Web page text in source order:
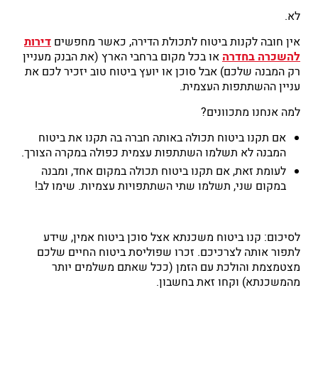
לא.
אין חובה לקנות ביטוח לתכולת הדירה, כאשר מחפשים דירות
להשכרה בחדרה או בכל מקום ברחבי הארץ (את הבנק מעניין
רק המבנה שלכם) אבל סוכן או יועץ ביטוח טוב יזכיר לכם את
עניין ההשתתפות העצמית.
למה אנחנו מתכוונים?
אם תקנו ביטוח תכולה באותה חברה בה תקנו את ביטוח
המבנה לא תשלמו השתתפות עצמית כפולה במקרה הצורך.
לעומת זאת, אם תקנו ביטוח תכולה במקום אחד, ומבנה
במקום שני, תשלמו שתי השתתפויות עצמיות. שימו לב!
לסיכום: קנו ביטוח משכנתא אצל סוכן ביטוח אמין, שידע
לתפור אותה לצרכיכם. זכרו שפוליסת ביטוח החיים שלכם
מצטמצמת והולכת עם הזמן (ככל שאתם משלמים יותר
מהמשכנתא) וקחו זאת בחשבון.